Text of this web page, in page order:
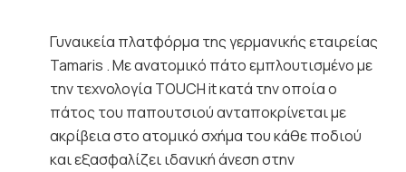
Γυναικεία πλατφόρμα της γερμανικής εταιρείας
Tamaris . Με ανατομικό πάτο εμπλουτισμένο με
την τεχνολογία TOUCH it κατά την οποία ο
πάτος του παπουτσιού ανταποκρίνεται με
ακρίβεια στο ατομικό σχήμα του κάθε ποδιού
και εξασφαλίζει ιδανική άνεση στην